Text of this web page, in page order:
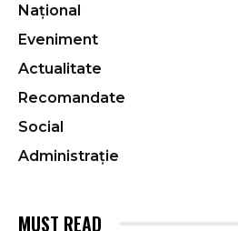
Național
Eveniment
Actualitate
Recomandate
Social
Administrație
MUST READ